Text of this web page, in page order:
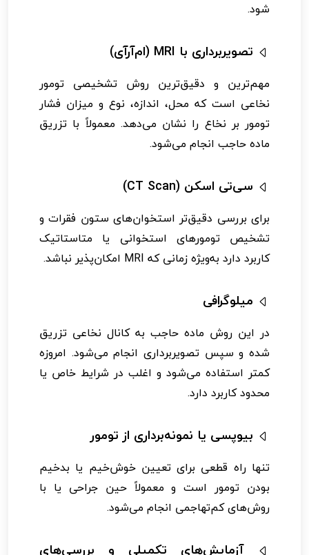
شود.
تصویربرداری با MRI (ام‌آر‌آی)
مهم‌ترین و دقیق‌ترین روش تشخیصی تومور
نخاعی است که محل، اندازه، نوع و میزان فشار
تومور بر نخاع را نشان می‌دهد. معمولاً با تزریق
ماده حاجب انجام می‌شود.
سی‌تی اسکن (CT Scan)
برای بررسی دقیق‌تر استخوان‌های ستون فقرات و
تشخیص تومورهای استخوانی یا متاستاتیک
کاربرد دارد به‌ویژه زمانی که MRI امکان‌پذیر نباشد.
میلوگرافی
در این روش ماده حاجب به کانال نخاعی تزریق
شده و سپس تصویربرداری انجام می‌شود. امروزه
کمتر استفاده می‌شود و اغلب در شرایط خاص یا
محدود کاربرد دارد.
بیوپسی یا نمونه‌برداری از تومور
تنها راه قطعی برای تعیین خوش‌خیم یا بدخیم
بودن تومور است و معمولاً حین جراحی یا با
روش‌های کم‌تهاجمی انجام می‌شود.
آزمایش‌های تکمیلی و بررسی‌های